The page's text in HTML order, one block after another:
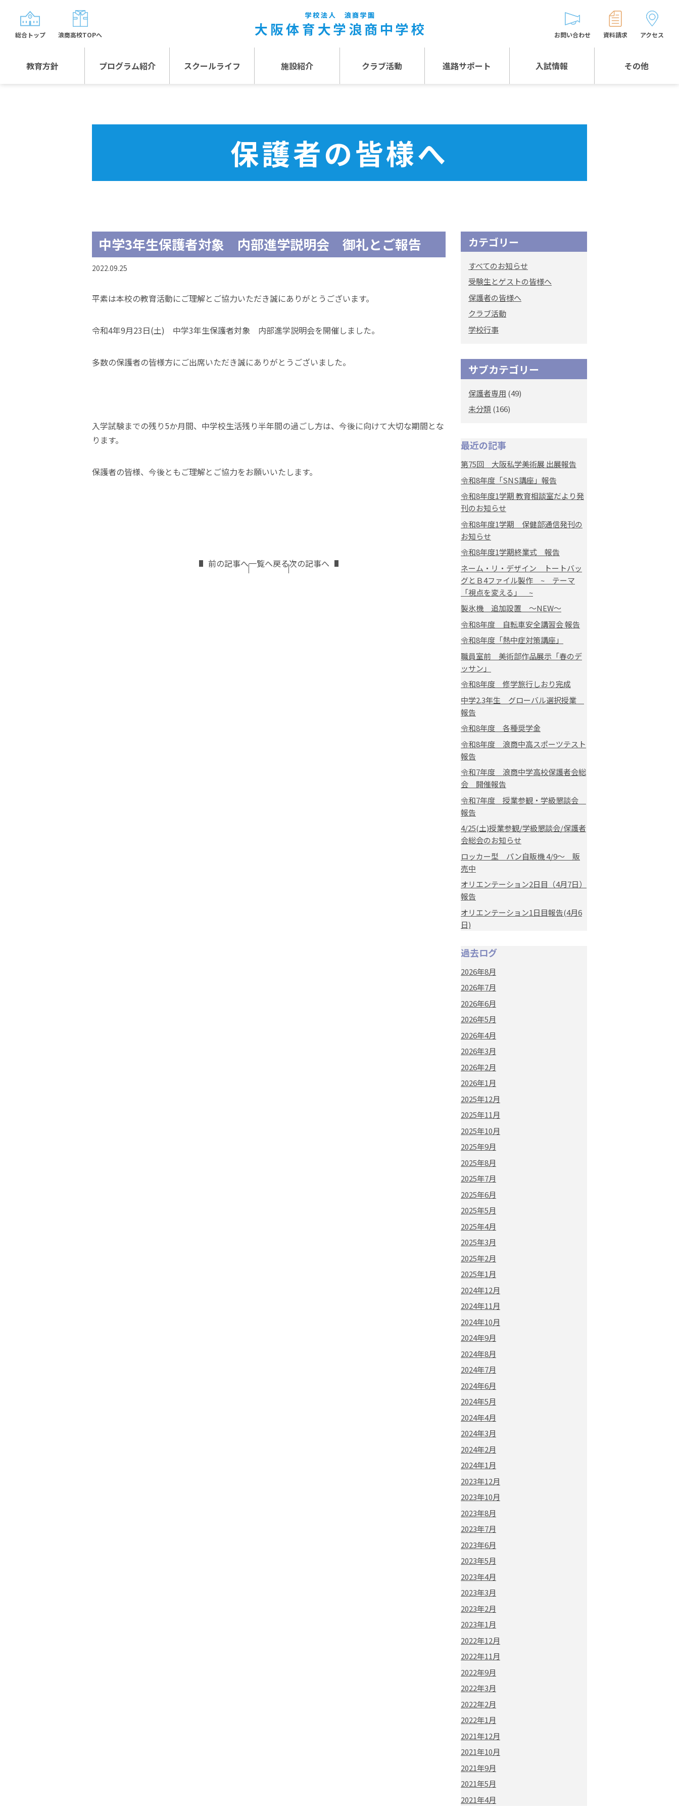
教育方針 プログラム紹介 スクールライフ 施設紹介 クラブ活動 進路サポート 入試情報 その他
お問い合わせ 資料請求 アクセス
総合トップ 浪商高校TOPへ
保護者の皆様へ
中学3年生保護者対象 内部進学説明会 御礼とご報告
2022.09.25
平素は本校の教育活動にご理解とご協力いただき誠にありがとうございます。
令和4年9月23日(土) 中学3年生保護者対象 内部進学説明会を開催しました。
多数の保護者の皆様方にご出席いただき誠にありがとうございました。
入学試験までの残り5か月間、中学校生活残り半年間の過ごし方は、今後に向けて大切な期間とな
ります。
保護者の皆様、今後ともご理解とご協力をお願いいたします。
前の記事へ一覧へ戻る次の記事へ
カテゴリー
すべてのお知らせ
受験生とゲストの皆様へ
保護者の皆様へ
クラブ活動
学校行事
サブカテゴリー
保護者専用 (49)
未分類 (166)
最近の記事
第75回 大阪私学美術展 出展報告
令和8年度「SNS講座」報告
令和8年度1学期 教育相談室だより発
刊のお知らせ
令和8年度1学期 保健部通信発刊の
お知らせ
令和8年度1学期終業式 報告
ネーム・リ・デザイン トートバッ
グとＢ4ファイル製作 ~ テーマ
「視点を変える」 ~
製氷機 追加設置 ～NEW～
令和8年度 自転車安全講習会 報告
令和8年度「熱中症対策講座」
職員室前 美術部作品展示「春のデ
ッサン」
令和8年度 修学旅行しおり完成
中学2.3年生 グローバル選択授業
報告
令和8年度 各種奨学金
令和8年度 浪商中高スポーツテスト
報告
令和7年度 浪商中学高校保護者会総
会 開催報告
令和7年度 授業参観・学級懇談会
報告
4/25(土)授業参観/学級懇談会/保護者
会総会のお知らせ
ロッカー型 パン自販機 4/9～ 販
売中
オリエンテーション2日目（4月7日）
報告
オリエンテーション1日目報告(4月6
日)
過去ログ
2026年8月
2026年7月
2026年6月
2026年5月
2026年4月
2026年3月
2026年2月
2026年1月
2025年12月
2025年11月
2025年10月
2025年9月
2025年8月
2025年7月
2025年6月
2025年5月
2025年4月
2025年3月
2025年2月
2025年1月
2024年12月
2024年11月
2024年10月
2024年9月
2024年8月
2024年7月
2024年6月
2024年5月
2024年4月
2024年3月
2024年2月
2024年1月
2023年12月
2023年10月
2023年8月
2023年7月
2023年6月
2023年5月
2023年4月
2023年3月
2023年2月
2023年1月
2022年12月
2022年11月
2022年9月
2022年3月
2022年2月
2022年1月
2021年12月
2021年10月
2021年9月
2021年5月
2021年4月